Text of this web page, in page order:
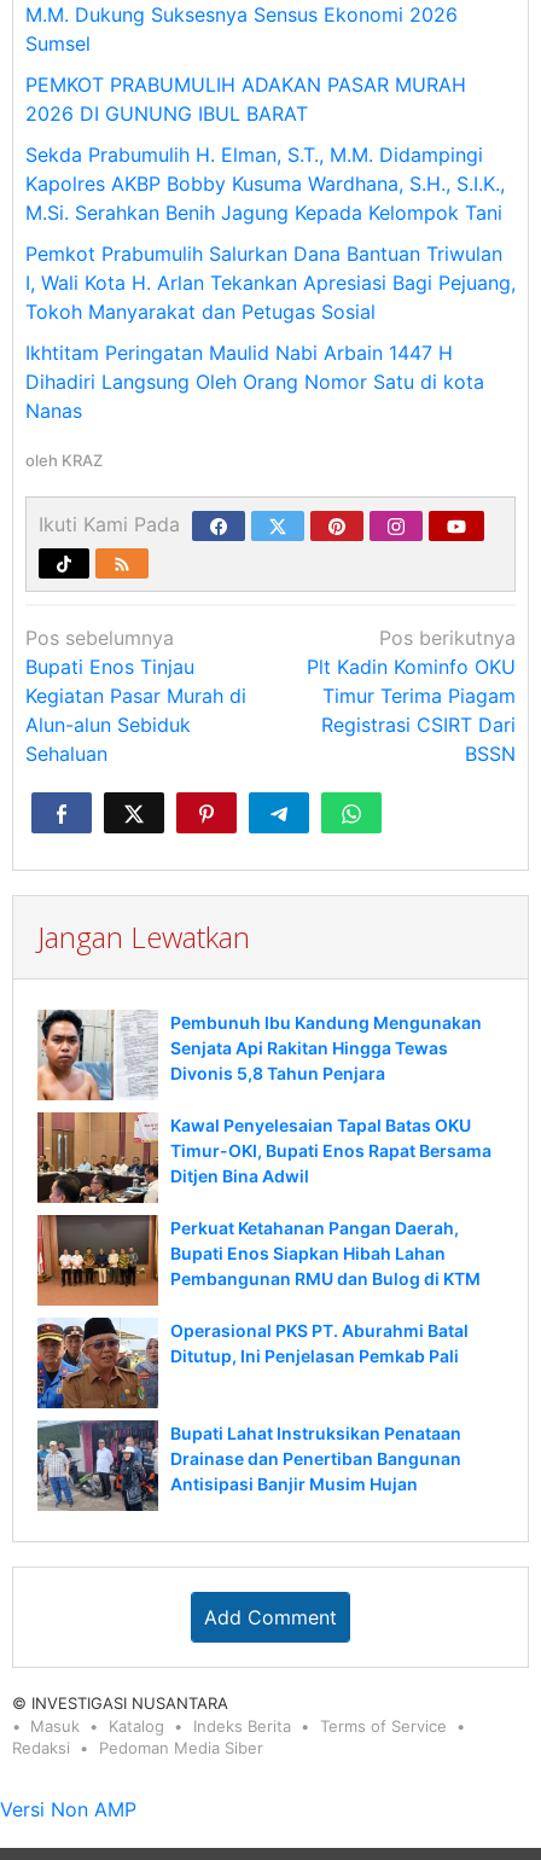
M.M. Dukung Suksesnya Sensus Ekonomi 2026
Sumsel
PEMKOT PRABUMULIH ADAKAN PASAR MURAH
2026 DI GUNUNG IBUL BARAT
Sekda Prabumulih H. Elman, S.T., M.M. Didampingi
Kapolres AKBP Bobby Kusuma Wardhana, S.H., S.I.K.,
M.Si. Serahkan Benih Jagung Kepada Kelompok Tani
Pemkot Prabumulih Salurkan Dana Bantuan Triwulan
I, Wali Kota H. Arlan Tekankan Apresiasi Bagi Pejuang,
Tokoh Manyarakat dan Petugas Sosial
Ikhtitam Peringatan Maulid Nabi Arbain 1447 H
Dihadiri Langsung Oleh Orang Nomor Satu di kota
Nanas
oleh KRAZ
Ikuti Kami Pada
Navigasi
pos
Pos sebelumnya
Bupati Enos Tinjau
Kegiatan Pasar Murah di
Alun-alun Sebiduk
Sehaluan
Pos berikutnya
Plt Kadin Kominfo OKU
Timur Terima Piagam
Registrasi CSIRT Dari
BSSN
Jangan Lewatkan
Pembunuh Ibu Kandung Mengunakan
Senjata Api Rakitan Hingga Tewas
Divonis 5,8 Tahun Penjara
Kawal Penyelesaian Tapal Batas OKU
Timur-OKI, Bupati Enos Rapat Bersama
Ditjen Bina Adwil
Perkuat Ketahanan Pangan Daerah,
Bupati Enos Siapkan Hibah Lahan
Pembangunan RMU dan Bulog di KTM
Operasional PKS PT. Aburahmi Batal
Ditutup, Ini Penjelasan Pemkab Pali
Bupati Lahat Instruksikan Penataan
Drainase dan Penertiban Bangunan
Antisipasi Banjir Musim Hujan
Add Comment
© INVESTIGASI NUSANTARA
Masuk
Katalog Indeks Berita
Terms of Service
Redaksi
Pedoman Media Siber
Versi Non AMP